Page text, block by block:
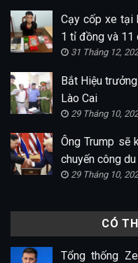
Cạy cốp xe tại
1 tỉ đồng và 11
31 Tháng 12,
Bắt Hiệu
Lào Cai
29 Tháng 10,
Ông Trump sẽ
chuyến công
29 Tháng 10,
CÓ
Tổng thống